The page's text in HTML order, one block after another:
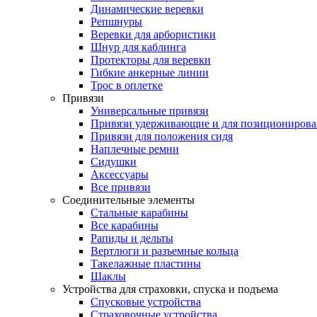
Динамические веревки
Репшнуры
Веревки для арбористики
Шнур для каблинга
Протекторы для веревки
Гибкие анкерные линии
Трос в оплетке
Привязи
Универсальные привязи
Привязи удерживающие и для
Привязи для положения сидя
Наплечные ремни
Сидушки
Аксессуары
Все привязи
Соединительные элементы
Стальные карабины
Все карабины
Рапиды и дельты
Вертлюги и разъемные кольца
Такелажные пластины
Шаклы
Устройства для страховки, спуска и подъема
Спусковые устройства
Страховочные устройства